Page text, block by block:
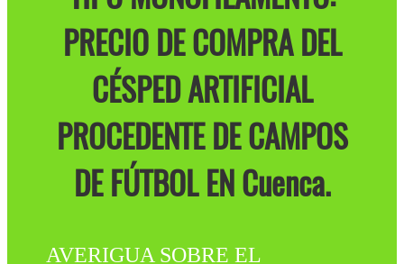
PRECIO DE COMPRA DEL
CÉSPED ARTIFICIAL
PROCEDENTE DE CAMPOS
DE FÚTBOL EN Cuenca.
AVERIGUA SOBRE EL